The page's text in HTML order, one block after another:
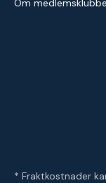
Om
* Fraktkostnader